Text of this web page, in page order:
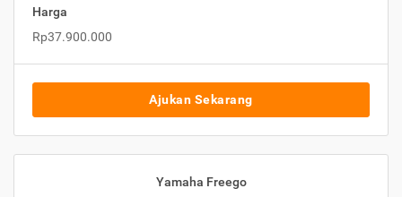
Harga
Rp37.900.000
Ajukan Sekarang
Yamaha Freego